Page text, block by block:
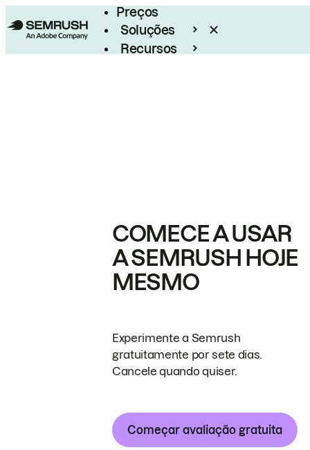
Preços
Soluções
Recursos
COMECE A USAR
A SEMRUSH HOJE
MESMO
Experimente a Semrush
gratuitamente por sete dias.
Cancele quando quiser.
Começar avaliação gratuita